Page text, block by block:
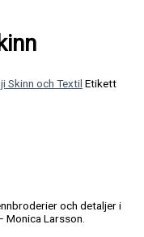
Skinn och Textil Etikett
och detaljer i
Monica Larsson.